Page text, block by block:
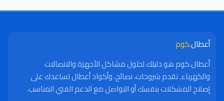
أعطال.كوم
أعطال.كوم هو دليلك لحلول مشاكل الأجهزة والاتصالات
والكهرباء. نقدم شروحات، نصائح، وأكواد أعطال تساعدك على
إصلاح المشكلات بنفسك أو التواصل مع الدعم الفني المناسب.